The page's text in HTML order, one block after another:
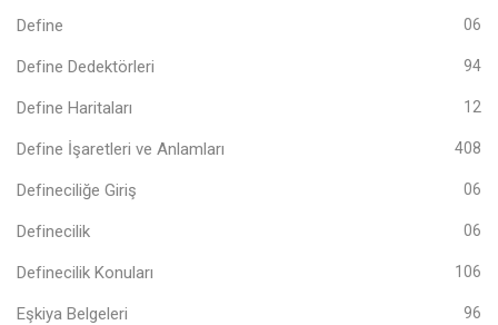
Define 06
Define Dedektörleri 94
Define Haritaları 12
Define İşaretleri ve Anlamları 408
Defineciliğe Giriş 06
Definecilik 06
Definecilik Konuları 106
Eşkiya Belgeleri 96